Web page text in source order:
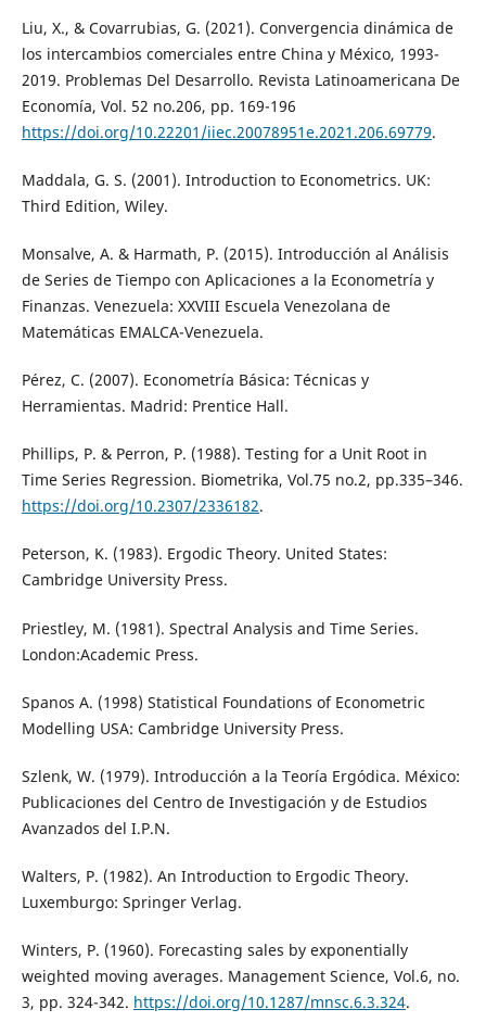
Liu, X., & Covarrubias, G. (2021). Convergencia dinámica de
los intercambios comerciales entre China y México, 1993-
2019. Problemas Del Desarrollo. Revista Latinoamericana De
Economía, Vol. 52 no.206, pp. 169-196
https://doi.org/10.22201/iiec.20078951e.2021.206.69779.
Maddala, G. S. (2001). Introduction to Econometrics. UK:
Third Edition, Wiley.
Monsalve, A. & Harmath, P. (2015). Introducción al Análisis
de Series de Tiempo con Aplicaciones a la Econometría y
Finanzas. Venezuela: XXVIII Escuela Venezolana de
Matemáticas EMALCA-Venezuela.
Pérez, C. (2007). Econometría Básica: Técnicas y
Herramientas. Madrid: Prentice Hall.
Phillips, P. & Perron, P. (1988). Testing for a Unit Root in
Time Series Regression. Biometrika, Vol.75 no.2, pp.335–346.
https://doi.org/10.2307/2336182.
Peterson, K. (1983). Ergodic Theory. United States:
Cambridge University Press.
Priestley, M. (1981). Spectral Analysis and Time Series.
London:Academic Press.
Spanos A. (1998) Statistical Foundations of Econometric
Modelling USA: Cambridge University Press.
Szlenk, W. (1979). Introducción a la Teoría Ergódica. México:
Publicaciones del Centro de Investigación y de Estudios
Avanzados del I.P.N.
Walters, P. (1982). An Introduction to Ergodic Theory.
Luxemburgo: Springer Verlag.
Winters, P. (1960). Forecasting sales by exponentially
weighted moving averages. Management Science, Vol.6, no.
3, pp. 324-342. https://doi.org/10.1287/mnsc.6.3.324.